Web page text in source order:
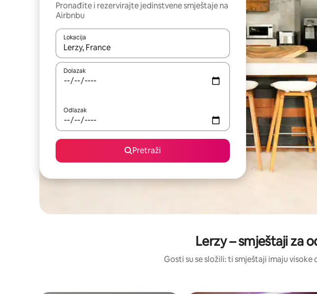
Pronađite i rezervirajte jedinstvene smještaje na
Airbnbu
Lokacija
Kada budu dostupni rezultati, moći ćete ih pregledati koristeći se strelicama
Dolazak
Odlazak
Pretraži
Lerzy – smještaji za
Gosti su se složili: ti smještaji imaju